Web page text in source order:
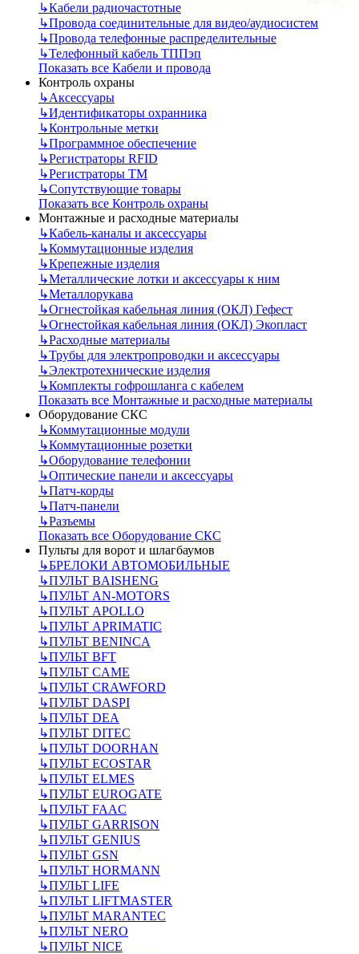
↳Кабели радиочастотные
↳Провода соединительные для видео/аудиосистем
↳Провода телефонные распределительные
↳Телефонный кабель ТППэп
Показать все Кабели и провода
Контроль охраны
↳Аксессуары
↳Идентификаторы охранника
↳Контрольные метки
↳Программное обеспечение
↳Регистраторы RFID
↳Регистраторы ТМ
↳Сопутствующие товары
Показать все Контроль охраны
Монтажные и расходные материалы
↳Кабель-каналы и аксессуары
↳Коммутационные изделия
↳Крепежные изделия
↳Металлические лотки и аксессуары к ним
↳Металлорукава
↳Огнестойкая кабельная линия (ОКЛ) Гефест
↳Огнестойкая кабельная линия (ОКЛ) Экопласт
↳Расходные материалы
↳Трубы для электропроводки и аксессуары
↳Электротехнические изделия
↳Комплекты гофрошланга с кабелем
Показать все Монтажные и расходные материалы
Оборудование СКС
↳Коммутационные модули
↳Коммутационные розетки
↳Оборудование телефонии
↳Оптические панели и аксессуары
↳Патч-корды
↳Патч-панели
↳Разъемы
Показать все Оборудование СКС
Пульты для ворот и шлагбаумов
↳БРЕЛОКИ АВТОМОБИЛЬНЫЕ
↳ПУЛЬТ BAISHENG
↳ПУЛЬТ AN-MOTORS
↳ПУЛЬТ APOLLO
↳ПУЛЬТ APRIMATIC
↳ПУЛЬТ BENINCA
↳ПУЛЬТ BFT
↳ПУЛЬТ CAME
↳ПУЛЬТ CRAWFORD
↳ПУЛЬТ DASPI
↳ПУЛЬТ DEA
↳ПУЛЬТ DITEC
↳ПУЛЬТ DOORHAN
↳ПУЛЬТ ECOSTAR
↳ПУЛЬТ ELMES
↳ПУЛЬТ EUROGATE
↳ПУЛЬТ FAAC
↳ПУЛЬТ GARRISON
↳ПУЛЬТ GENIUS
↳ПУЛЬТ GSN
↳ПУЛЬТ HORMANN
↳ПУЛЬТ LIFE
↳ПУЛЬТ LIFTMASTER
↳ПУЛЬТ MARANTEC
↳ПУЛЬТ NERO
↳ПУЛЬТ NICE